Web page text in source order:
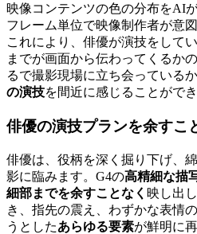
映像コンテンツの色の分布をAI
フレーム単位で映像制作者が意
これにより、俳優が演技をして
までが画面から伝わってくるか
るで撮影現場に立ち会っている
の演技を間近に感じることがで
俳優の演技プランを余すこ
俳優は、役柄を深く掘り下げ、
影に臨みます。G4の高精細な描
細部までを余すことなく 映し出
き、指先の震え、わずかな表情
うとしたあらゆる要素が鮮明に